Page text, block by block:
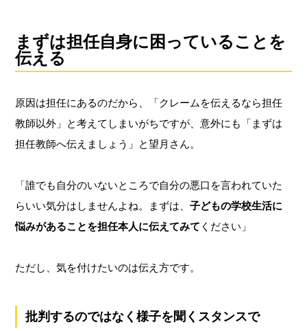
まずは担任自身に困っていることを
伝える
原因は担任にあるのだから、「クレームを伝えるなら担任
教師以外」と考えてしまいがちですが、意外にも「まずは
担任教師へ伝えましょう」と望月さん。
「誰でも自分のいないところで自分の悪口を言われていた
らいい気分はしませんよね。まずは、子どもの学校生活に
悩みがあることを担任本人に伝えてみて ください」
ただし、気を付けたいのは伝え方です。
批判するのではなく様子を聞くスタンスで